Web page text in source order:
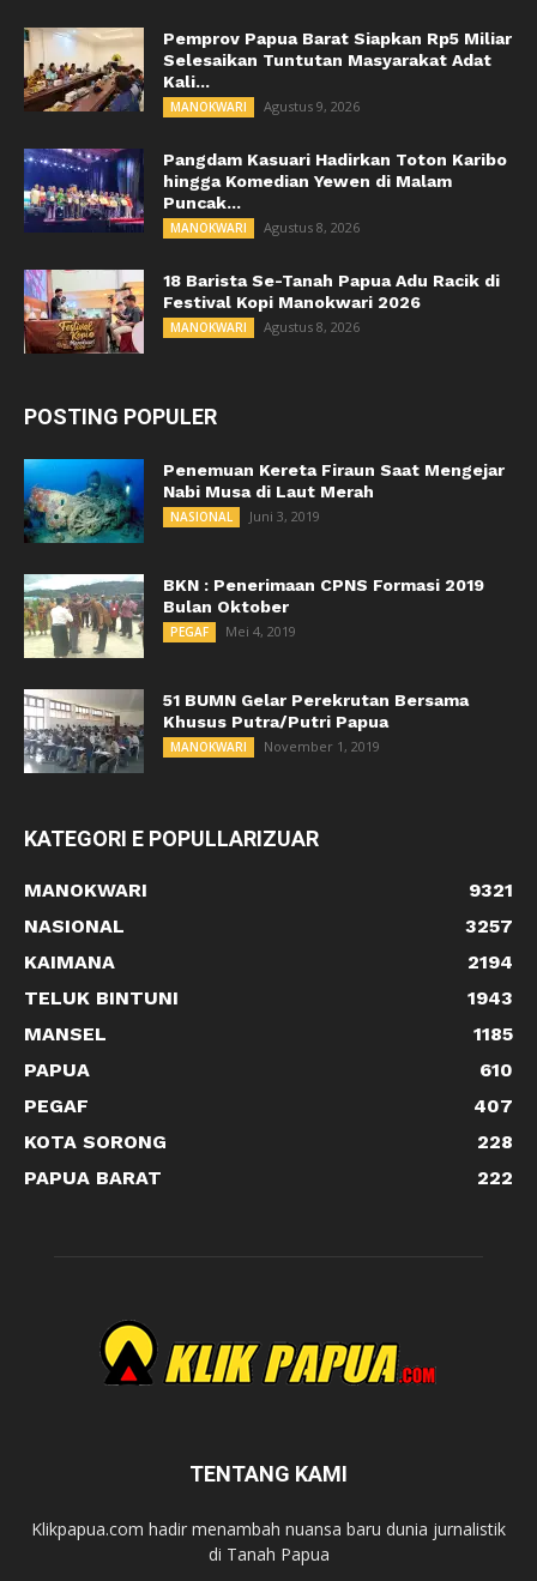
Pemprov Papua Barat Siapkan Rp5 Miliar
Selesaikan Tuntutan Masyarakat Adat
Kali...
MANOKWARI Agustus 9, 2026
Pangdam Kasuari Hadirkan Toton Karibo
hingga Komedian Yewen di Malam
Puncak...
MANOKWARI Agustus 8, 2026
18 Barista Se-Tanah Papua Adu Racik di
Festival Kopi Manokwari 2026
MANOKWARI Agustus 8, 2026
POSTING POPULER
Penemuan Kereta Firaun Saat Mengejar
Nabi Musa di Laut Merah
NASIONAL Juni 3, 2019
BKN : Penerimaan CPNS Formasi 2019
Bulan Oktober
PEGAF Mei 4, 2019
51 BUMN Gelar Perekrutan Bersama
Khusus Putra/Putri Papua
MANOKWARI November 1, 2019
KATEGORI E POPULLARIZUAR
MANOKWARI
9321
NASIONAL
3257
KAIMANA
2194
TELUK BINTUNI
1943
MANSEL
1185
PAPUA
610
PEGAF
407
KOTA SORONG
228
PAPUA BARAT
222
TENTANG KAMI
Klikpapua.com hadir menambah nuansa baru dunia jurnalistik
di Tanah Papua